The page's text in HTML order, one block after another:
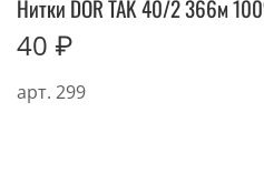
арт. 299
Нитки DOR TAK 40/2 366м
40 ₽